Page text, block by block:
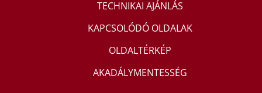
TECHNIKAI AJÁNLÁS
KAPCSOLÓDÓ OLDALAK
OLDALTÉRKÉP
AKADÁLYMENTESSÉG